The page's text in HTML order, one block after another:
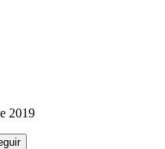
2019